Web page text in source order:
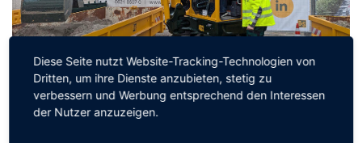
Diese Seite nutzt Website-Tracking-Technologien von
Dritten, um ihre Dienste anzubieten, stetig zu
verbessern und Werbung entsprechend den Interessen
der Nutzer anzuzeigen.